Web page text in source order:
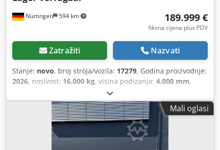
Nürtingen 594 km 189.999 €
fiksna cijena plus PDV
Zatražiti Nazvati
Stanje: novo, broj stroja/vozila: 17279, Godina proizvodnje:
2026, nosivost: 16.000 kg, visina podizanja: 4.000 mm,
, težište tereta:
goriva:dizel, vrsta jarbola:triplex, građevinska visina:
, duljina vilica:2.400 mm, veličina prednje
12.00-20 100%, veličina stražnje gume:
, ukupna masa: , Oprema: kabina
Chedpfszp T Auox Abwoa Serijski broj: FDC0H-5107-00494
Mali oglasi